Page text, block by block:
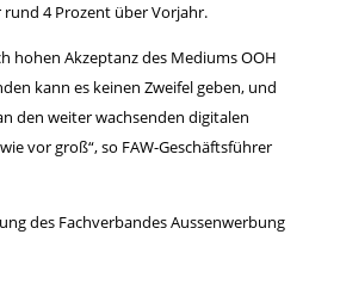
4 Prozent über Vorjahr.
hohen Akzeptanz des Mediums OOH
kann es keinen Zweifel geben, und
den weiter wachsenden digitalen
vor groß“, so FAW-Geschäftsführer
des Fachverbandes Aussenwerbung